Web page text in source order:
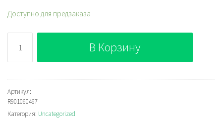
Доступно для предзаказа
Bosch
Rexroth
DBDS20P1X/120E
Отсечной
клапан
В Корзину
Артикул:
R901060467
Категория: Uncategorized